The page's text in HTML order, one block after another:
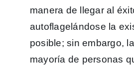
manera de llegar al
autoflagelándose la
posible; sin embargo,
mayoría de personas